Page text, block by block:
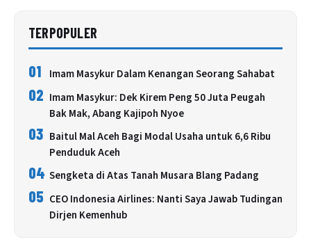
TERPOPULER
01 Imam Masykur Dalam Kenangan Seorang Sahabat
02 Imam Masykur: Dek Kirem Peng 50 Juta Peugah
Bak Mak, Abang Kajipoh Nyoe
03 Baitul Mal Aceh Bagi Modal Usaha untuk 6,6 Ribu
Penduduk Aceh
04 Sengketa di Atas Tanah Musara Blang Padang
05 CEO Indonesia Airlines: Nanti Saya Jawab Tudingan
Dirjen Kemenhub